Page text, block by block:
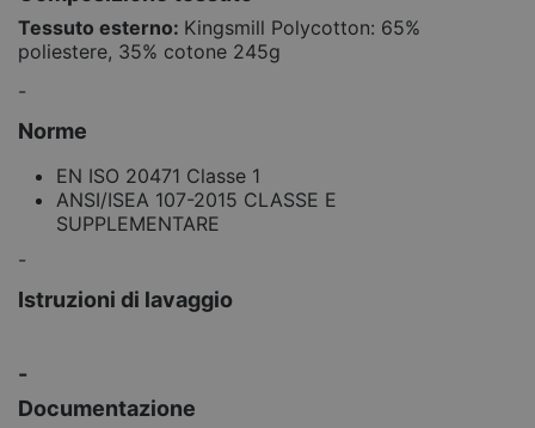
Tessuto esterno: Kingsmill Polycotton: 65%
poliestere, 35% cotone 245g
-
Norme
EN ISO 20471 Classe 1
ANSI/ISEA 107-2015 CLASSE E
SUPPLEMENTARE
-
Istruzioni di lavaggio
-
Documentazione